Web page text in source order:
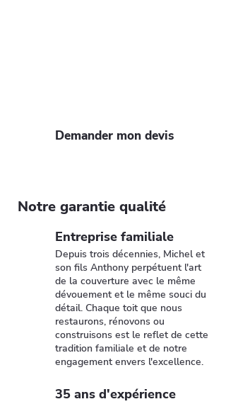
Demander mon devis
Notre garantie qualité
Entreprise familiale
Depuis trois décennies, Michel et
son fils Anthony perpétuent l'art
de la couverture avec le même
dévouement et le même souci du
détail. Chaque toit que nous
restaurons, rénovons ou
construisons est le reflet de cette
tradition familiale et de notre
engagement envers l'excellence.
35 ans d'expérience